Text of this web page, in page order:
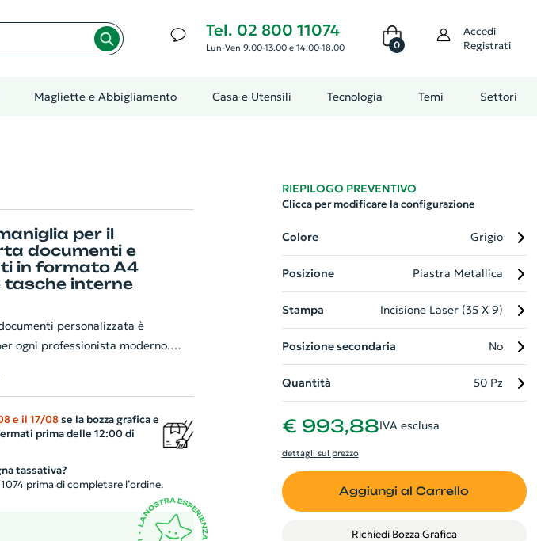
Tel. 02 800 11074
Lun-Ven 9.00-13.00 e 14.00-18.00 0
Accedi
Registrati
Magliette e Abbigliamento Casa e Utensili Tecnologia Temi Settori
per il
documenti e
in formato A4
tasche interne
personalizzata è
ogni professionista moderno.
A4. Al suo interno troverete
fogli e una pratica calcolatrice ad
un tocco di professionalità,
piastra in metallo. Un gadget
e il 17/08se la bozza grafica e
prima delle 12:00 di
tassativa?
prima di completare l’ordine.
RIEPILOGO PREVENTIVO
Clicca per modificare la configurazione
Colore Grigio
Posizione Piastra Metallica
Stampa Incisione Laser (35 X 9)
Posizione secondaria No
Quantità 50 Pz
€ 993,88IVA esclusa
dettagli sul prezzo
Aggiungi al Carrello
Richiedi Bozza Grafica